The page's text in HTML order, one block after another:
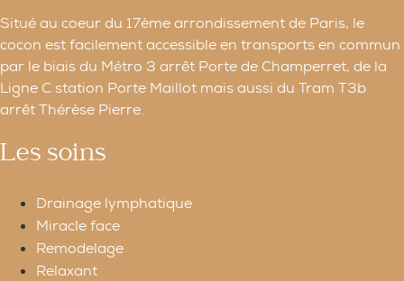
Situé au coeur du 17ème arrondissement de Paris, le
cocon est facilement accessible en transports en commun
par le biais du Métro 3 arrêt Porte de Champerret, de la
Ligne C station Porte Maillot mais aussi du Tram T3b
arrêt Thérèse Pierre.
Les soins
Drainage lymphatique
Miracle face
Remodelage
Relaxant